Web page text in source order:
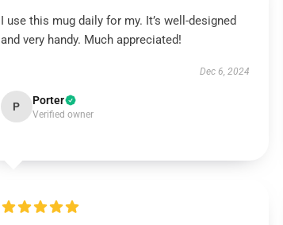
I use this mug daily for my. It’s well-designed
and very handy. Much appreciated!
Dec 6, 2024
P Porter
Verified owner